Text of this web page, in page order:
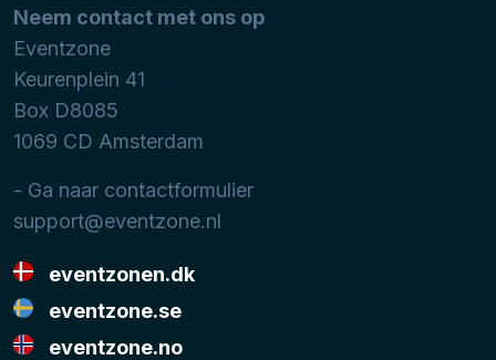
Neem contact met ons op
Eventzone
Keurenplein 41
Box D8085
1069 CD Amsterdam
- Ga naar contactformulier
support@eventzone.nl
eventzonen.dk
eventzone.se
eventzone.no